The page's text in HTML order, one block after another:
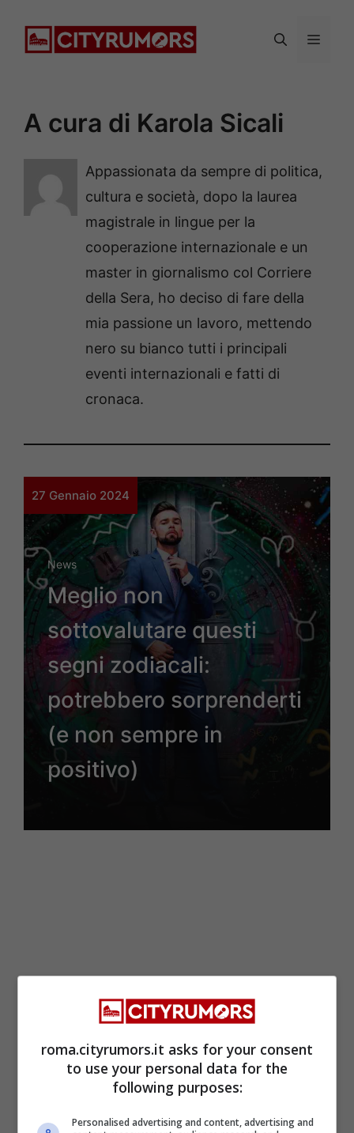
Menu
A cura di Karola Sicali
Appassionata da sempre di politica,
cultura e società, dopo la laurea
magistrale in lingue per la
cooperazione internazionale e un
master in giornalismo col Corriere
della Sera, ho deciso di fare della
mia passione un lavoro, mettendo
nero su bianco tutti i principali
eventi internazionali e fatti di
cronaca.
27 Gennaio 2024
News
Meglio non
sottovalutare questi
segni zodiacali:
potrebbero sorprenderti
(e non sempre in
positivo)
ULTIMI ARTICOLI
roma.cityrumors.it asks for your consent
to use your personal data for the
following purposes:
Personalised advertising and content, advertising and